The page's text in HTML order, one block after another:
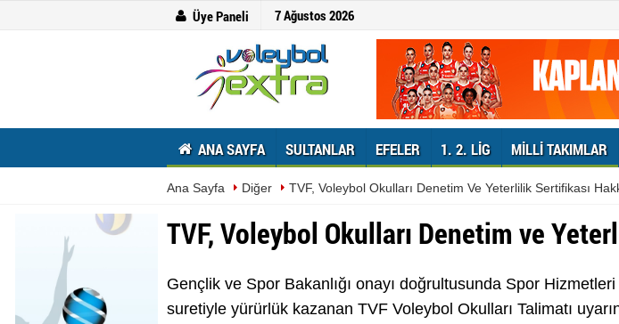
Üye Paneli 7 Ağustos 2026
ANA SAYFA SULTANLAR EFELER 1. 2. LIG MILLI TAKIMLAR
Ana Sayfa Diğer TVF, Voleybol Okulları Denetim Ve Yeterlilik Sertifikası
TVF, Voleybol Okulları Denetim ve
Gençlik ve Spor Bakanlığı onayı doğrultusunda Spor
suretiyle yürürlük kazanan TVF Voleybol Okulları Talimatı